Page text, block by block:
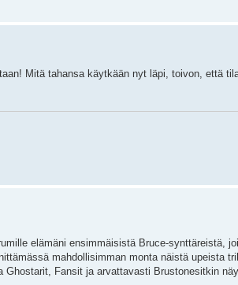
Mitä tahansa käytkään nyt läpi, toivon, että
elämäni ensimmäisistä Bruce-synttäreistä,
mahdollisimman monta näistä upeista
Fansit ja arvattavasti Brustonesitkin